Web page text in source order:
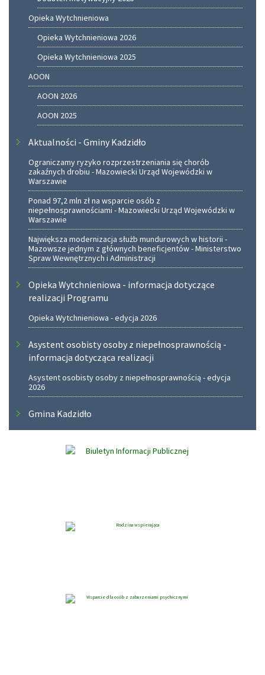
Opieka Wytchnieniowa
Opieka Wytchnieniowa 2026
Opieka Wytchnieniowa 2025
AOON
AOON 2026
AOON 2025
Aktualności - Gminy Kadzidło
Ograniczamy ryzyko rozprzestrzeniania się chorób
zakaźnych drobiu - Mazowiecki Urząd Wojewódzki w
Warszawie
Ponad 97,2 mln zł na wsparcie osób z
niepełnosprawnościami - Mazowiecki Urząd Wojewódzki w
Warszawie
Największa modernizacja służb mundurowych w historii -
Mazowsze jednym z głównych beneficjentów - Ministerstwo
Spraw Wewnętrznych i Administracji
Opieka Wytchnieniowa - informacja dotyczące
realizacji Programu
Opieka Wytchnieniowa - edycja 2026
Asystent osobisty osoby z niepełnosprawnością -
informacja dotycząca realizacji
Asystent osobisty osoby z niepełnosprawnością - edycja
2026
Gmina Kadzidło